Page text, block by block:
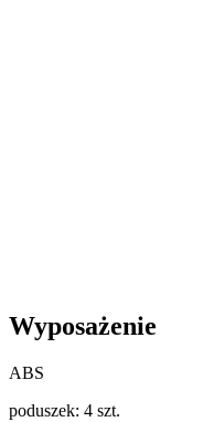
Wyposażenie
ABS
poduszek: 4 szt.